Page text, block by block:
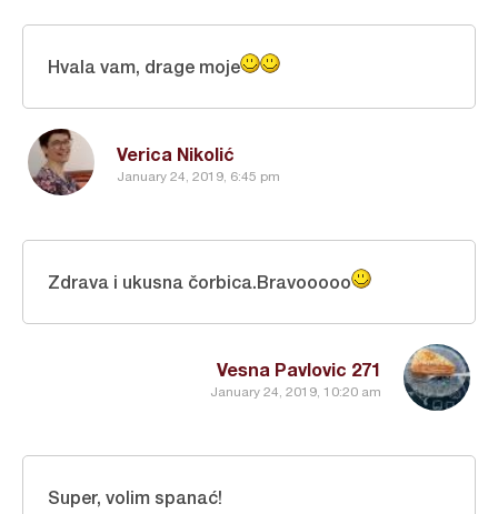
Verica Nikolić
January 24, 2019, 6:45 pm
Hvala vam, drage moje
Vesna Pavlovic 271
January 24, 2019, 10:20 am
Zdrava i ukusna čorbica.Bravooooo
Super, volim spanać!